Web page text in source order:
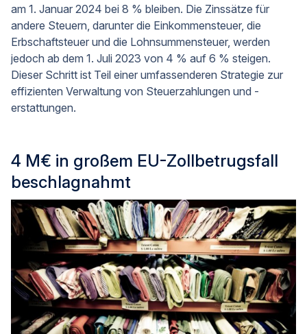
am 1. Januar 2024 bei 8 % bleiben. Die Zinssätze für
andere Steuern, darunter die Einkommensteuer, die
Erbschaftsteuer und die Lohnsummensteuer, werden
jedoch ab dem 1. Juli 2023 von 4 % auf 6 % steigen.
Dieser Schritt ist Teil einer umfassenderen Strategie zur
effizienten Verwaltung von Steuerzahlungen und -
erstattungen.
4 M€ in großem EU-Zollbetrugsfall
beschlagnahmt